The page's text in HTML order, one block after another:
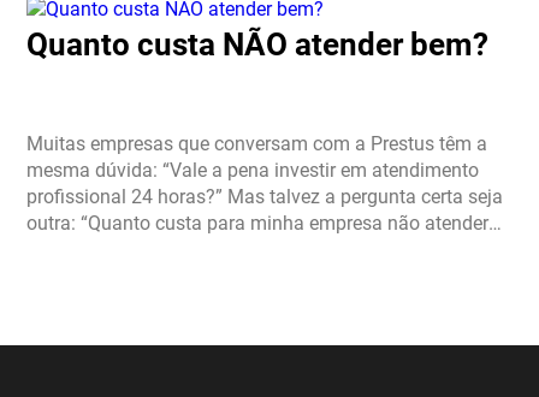
Quanto custa NÃO atender bem?
Muitas empresas que conversam com a Prestus têm a
mesma dúvida: “Vale a pena investir em atendimento
profissional 24 horas?” Mas talvez a pergunta certa seja
outra: “Quanto custa para minha empresa não atender